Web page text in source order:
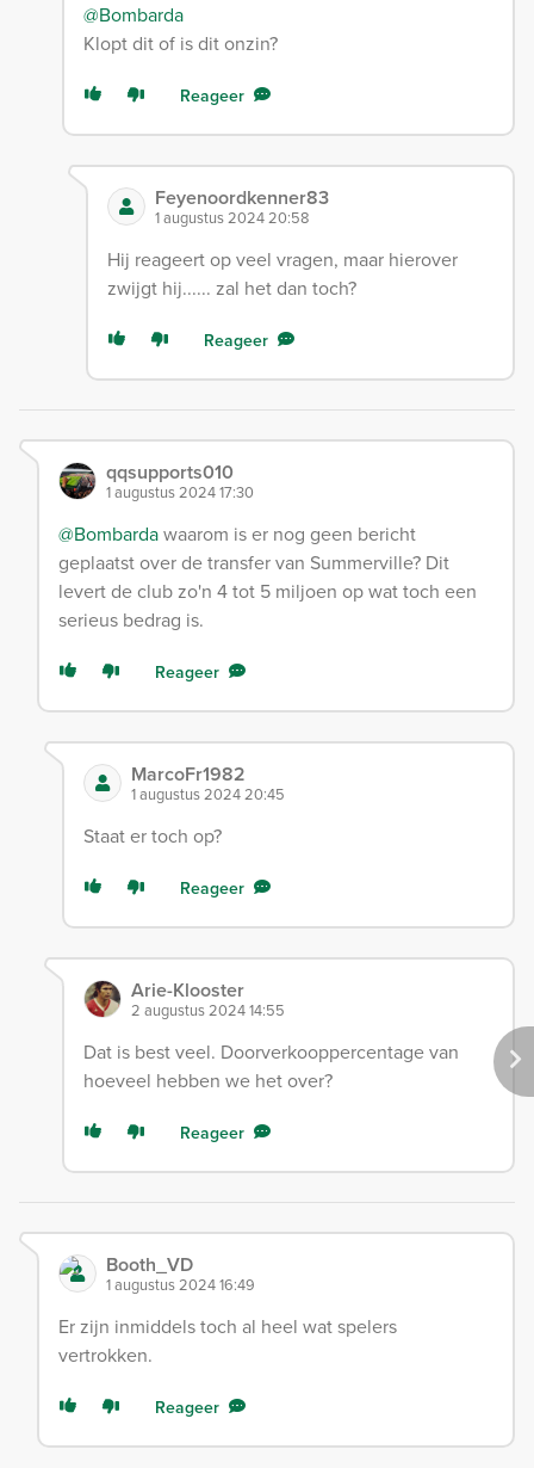
@Bombarda
Klopt dit of is dit onzin?
Reageer
Feyenoordkenner83
1 augustus 2024 20:58
Hij reageert op veel vragen, maar hierover
zwijgt hij...... zal het dan toch?
Reageer
qqsupports010
1 augustus 2024 17:30
@Bombardawaarom is er nog geen bericht
geplaatst over de transfer van Summerville? Dit
levert de club zo'n 4 tot 5 miljoen op wat toch een
serieus bedrag is.
Reageer
MarcoFr1982
1 augustus 2024 20:45
Staat er toch op?
Reageer
Arie-Klooster
2 augustus 2024 14:55
Dat is best veel. Doorverkooppercentage van
hoeveel hebben we het over?
Reageer
Booth_VD
1 augustus 2024 16:49
Er zijn inmiddels toch al heel wat spelers
vertrokken.
Reageer